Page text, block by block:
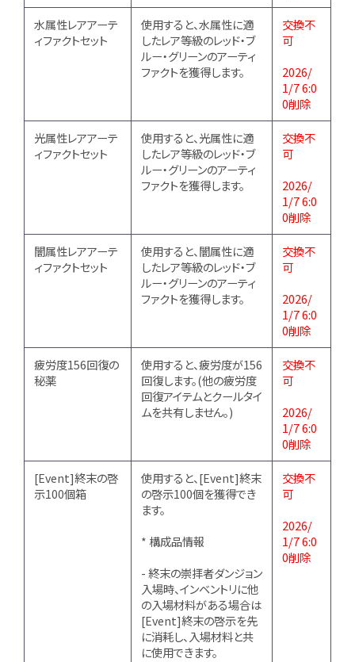
水属性レアアーテ
ィファクトセット
使用すると、水属性に適
したレア等級のレッド・ブ
ルー・グリーンのアーティ
ファクトを獲得します。
交換不
可
2026/
1/7 6:0
0削除
光属性レアアーテ
ィファクトセット
使用すると、光属性に適
したレア等級のレッド・ブ
ルー・グリーンのアーティ
ファクトを獲得します。
交換不
可
2026/
1/7 6:0
0削除
闇属性レアアーテ
ィファクトセット
使用すると、闇属性に適
したレア等級のレッド・ブ
ルー・グリーンのアーティ
ファクトを獲得します。
交換不
可
2026/
1/7 6:0
0削除
疲労度156回復の
秘薬
使用すると、疲労度が156
回復します。(他の疲労度
回復アイテムとクールタイ
ムを共有しません。)
交換不
可
2026/
1/7 6:0
0削除
[Event]終末の啓
示100個箱
使用すると、[Event]終末
の啓示100個を獲得でき
ます。
* 構成品情報
- 終末の崇拝者ダンジョン
入場時、インベントリに他
の入場材料がある場合は
[Event]終末の啓示を先
に消耗し、入場材料と共
に使用できます。
交換不
可
2026/
1/7 6:0
0削除